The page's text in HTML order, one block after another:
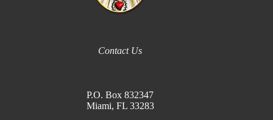
Contact Us
P.O. Box 832347
Miami, FL 33283